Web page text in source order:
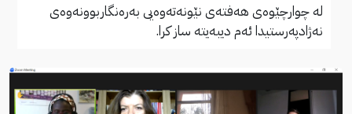
لە چوارچێوەی هەفتەی نێونەتەوەیی بەرەنگاربوونەوەی
نەژادپەرستیدا ئەم دیبەیتە ساز کرا.